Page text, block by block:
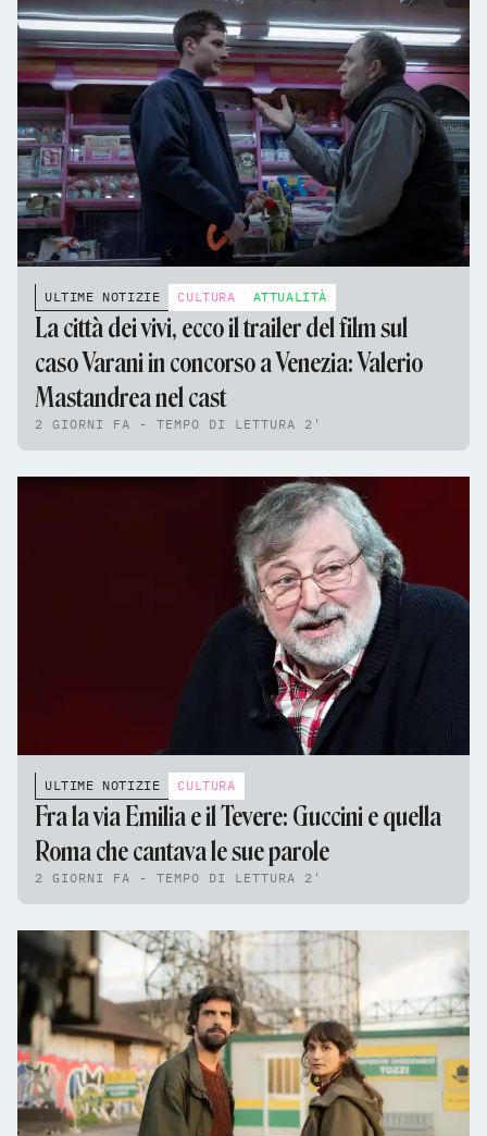
ULTIME NOTIZIE CULTURA ATTUALITÀ
La città dei vivi, ecco il trailer del film sul
caso Varani in concorso a Venezia: Valerio
Mastandrea nel cast
2 GIORNI FA - TEMPO DI LETTURA 2'
ULTIME NOTIZIE CULTURA
Fra la via Emilia e il Tevere: Guccini e quella
Roma che cantava le sue parole
2 GIORNI FA - TEMPO DI LETTURA 2'